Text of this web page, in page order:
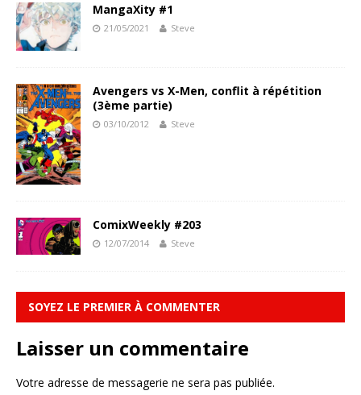
MangaXity #1
21/05/2021 Steve
Avengers vs X-Men, conflit à répétition
(3ème partie)
03/10/2012 Steve
ComixWeekly #203
12/07/2014 Steve
SOYEZ LE PREMIER À COMMENTER
Laisser un commentaire
Votre adresse de messagerie ne sera pas publiée.